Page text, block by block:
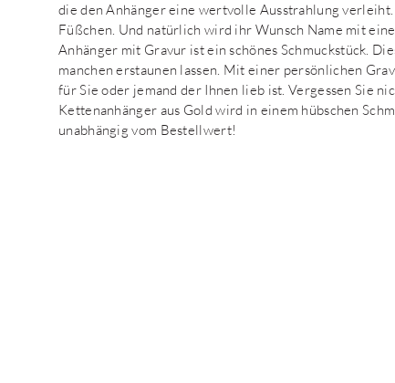
die den Anhänger eine wertvolle Ausstrahlung
Füßchen. Und natürlich wird ihr Wunsch Name mit
Anhänger mit Gravur ist ein schönes Schmuckstück.
manchen erstaunen lassen. Mit einer persönlichen
für Sie oder jemand der Ihnen lieb ist. Vergessen Sie
Kettenanhänger aus Gold wird in einem hübschen
unabhängig vom Bestellwert!